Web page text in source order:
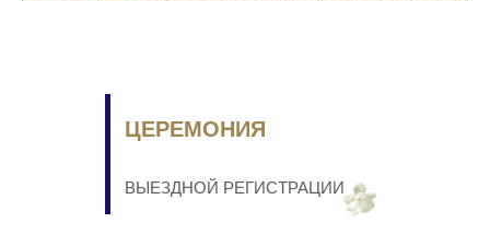
ЦЕРЕМОНИЯ
ВЫЕЗДНОЙ РЕГИСТРАЦИИ